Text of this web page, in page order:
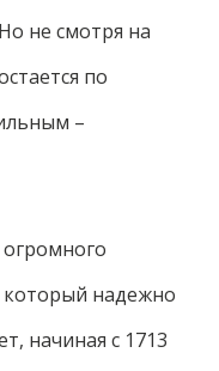
не смотря на
по
–
который надежно
начиная с 1713